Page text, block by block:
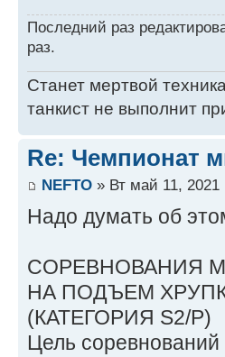
Последний раз
раз.
Станет мертвой
танкист не выполнит
Re: Чемпионат
NEFTO » Вт май 11, 2021
Надо думать об
СОРЕВНОВАНИЯ
НА ПОДЪЕМ
(КАТЕГОРИЯ S2/P)
Цель